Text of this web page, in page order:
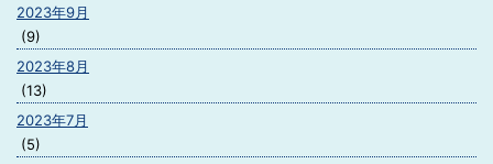
2023年9月
(9)
2023年8月
(13)
2023年7月
(5)